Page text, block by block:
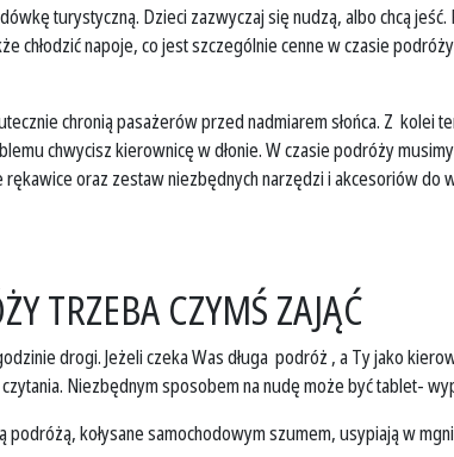
turystyczną. Dzieci zazwyczaj się nudzą, albo chcą
napoje, co jest szczególnie cenne w czasie
chronią pasażerów przed nadmiarem słońca. Z kolei
chwycisz kierownicę w dłonie. W czasie podróży
oraz zestaw niezbędnych narzędzi i akcesoriów
TRZEBA CZYMŚ ZAJĄĆ
drogi. Jeżeli czeka Was długa podróż , a Ty jako
Niezbędnym sposobem na nudę może być tablet-
kołysane samochodowym szumem, usypiają w